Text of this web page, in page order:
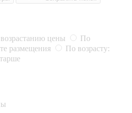
цены
По
размещения
По возрасту: